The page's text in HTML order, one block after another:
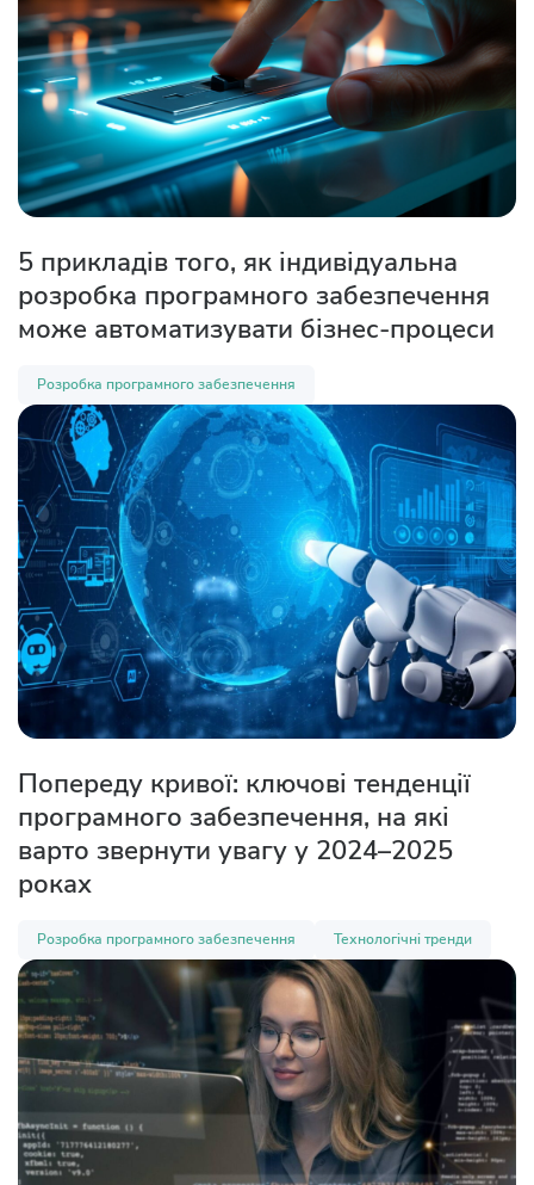
5 прикладів того, як індивідуальна
розробка програмного забезпечення
може автоматизувати бізнес-процеси
Розробка програмного забезпечення
Попереду кривої: ключові тенденції
програмного забезпечення, на які
варто звернути увагу у 2024–2025
роках
Розробка програмного забезпечення Технологічні тренди